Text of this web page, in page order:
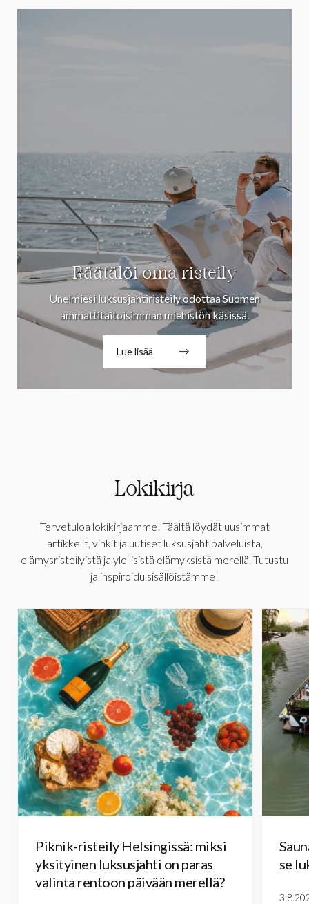
Räätälöi oma risteily
Unelmiesi luksusjahtiristeily odottaa Suomen
ammattitaitoisimman miehistön käsissä.
Lue lisää
Lokikirja
Tervetuloa lokikirjaamme! Täältä löydät uusimmat
artikkelit, vinkit ja uutiset luksusjahtipalveluista,
elämysristeilyistä ja ylellisistä elämyksistä merellä. Tutustu
ja inspiroidu sisällöistämme!
Piknik-risteily Helsingissä: miksi
yksityinen luksusjahti on paras
valinta rentoon päivään merellä?
se